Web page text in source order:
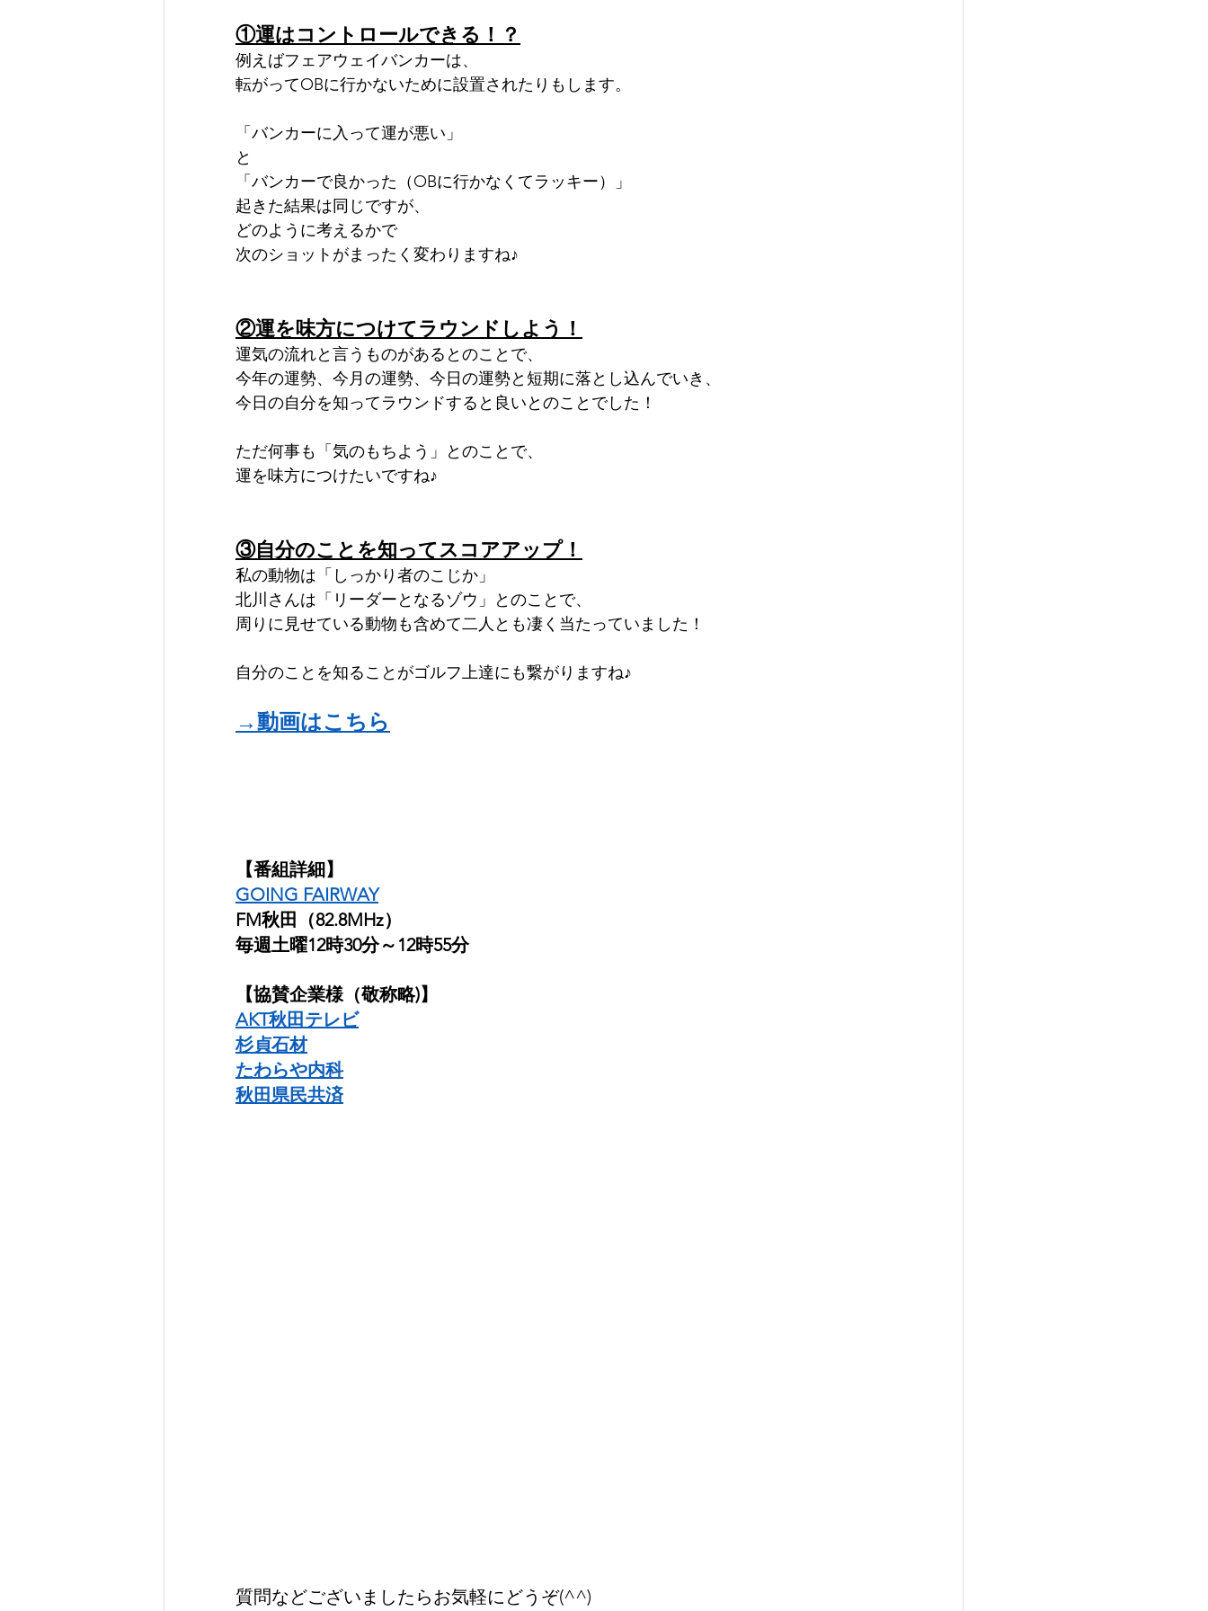
①運はコントロールできる！？
例えばフェアウェイバンカーは、
転がってOBに行かないために設置されたりもします。
「バンカーに入って運が悪い」
と
「バンカーで良かった（OBに行かなくてラッキー）」
起きた結果は同じですが、
どのように考えるかで
次のショットがまったく変わりますね♪
②運を味方につけてラウンドしよう！
運気の流れと言うものがあるとのことで、
今年の運勢、今月の運勢、今日の運勢と短期に落とし込んでいき、
今日の自分を知ってラウンドすると良いとのことでした！
ただ何事も「気のもちよう」とのことで、
運を味方につけたいですね♪
③自分のことを知ってスコアアップ！
私の動物は「しっかり者のこじか」
北川さんは「リーダーとなるゾウ」とのことで、
周りに見せている動物も含めて二人とも凄く当たっていました！
自分のことを知ることがゴルフ上達にも繋がりますね♪
→動画はこちら
【番組詳細】
GOING FAIRWAY
FM秋田（82.8MHz）
毎週土曜12時30分～12時55分
【協賛企業様（敬称略)】
AKT秋田テレビ
杉貞石材
たわらや内科
秋田県民共済
質問などございましたらお気軽にどうぞ(^^)